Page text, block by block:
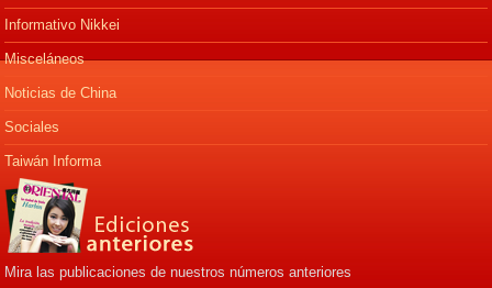
Informativo Nikkei
Misceláneos
Noticias de China
Sociales
Taiwán Informa
Mira las publicaciones de nuestros números anteriores